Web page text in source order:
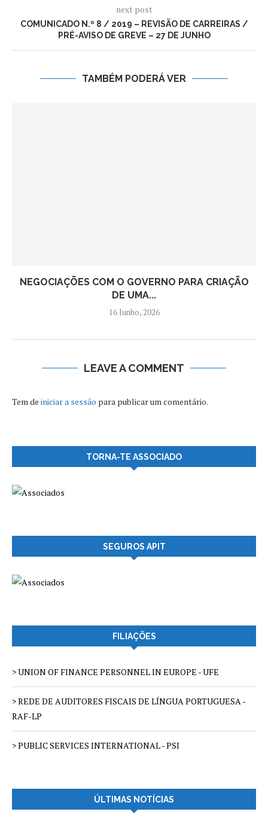
next post
COMUNICADO N.º 8 / 2019 – REVISÃO DE CARREIRAS /
PRÉ-AVISO DE GREVE – 27 DE JUNHO
TAMBÉM PODERÁ VER
NEGOCIAÇÕES COM O GOVERNO PARA CRIAÇÃO
DE UMA...
16 Junho, 2026
LEAVE A COMMENT
Tem de iniciar a sessão para publicar um comentário.
TORNA-TE ASSOCIADO
SEGUROS APIT
FILIAÇÕES
> UNION OF FINANCE PERSONNEL IN EUROPE - UFE
> REDE DE AUDITORES FISCAIS DE LÍNGUA PORTUGUESA -
RAF-LP
> PUBLIC SERVICES INTERNATIONAL - PSI
ÚLTIMAS NOTÍCIAS